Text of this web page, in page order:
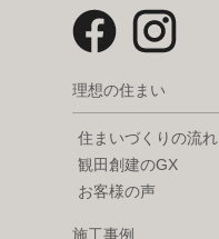
理想の住まい
住まいづくりの流れ
観田創建のGX
お客様の声
施工事例